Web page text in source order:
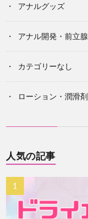
アナルグッズ
アナル開発・前立
カテゴリーなし
ローション・潤滑剤
人気の記事